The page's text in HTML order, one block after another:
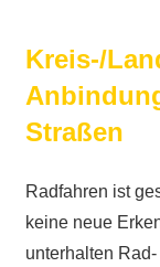
Kreis-/
Straßen
Radfahren ist
keine neue
unterhalten